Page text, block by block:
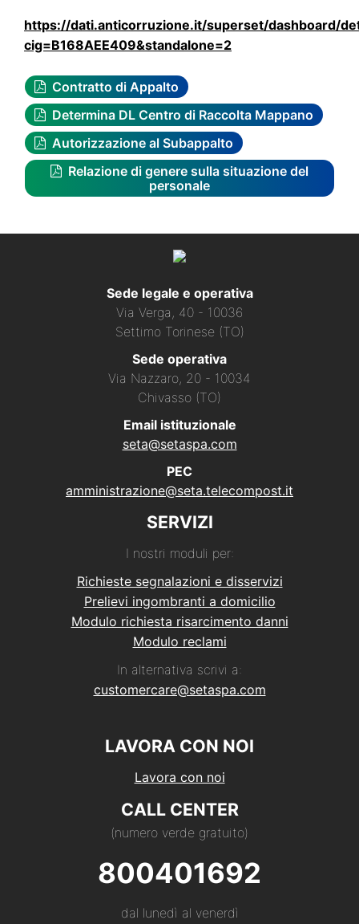
https://dati.anticorruzione.it/superset/dashboard/
cig=B168AEE409&standalone=2
Contratto di Appalto
Determina DL Centro di Raccolta Mappano
Autorizzazione al Subappalto
Relazione di genere sulla situazione del
personale
Sede legale e operativa
Via Verga, 40 - 10036
Settimo Torinese (TO)
Sede operativa
Via Nazzaro, 20 - 10034
Chivasso (TO)
Email istituzionale
seta@setaspa.com
PEC
amministrazione@seta.telecompost.it
SERVIZI
I nostri moduli per:
Richieste segnalazioni e disservizi
Prelievi ingombranti a domicilio
Modulo richiesta risarcimento danni
Modulo reclami
In alternativa scrivi a:
customercare@setaspa.com
LAVORA CON NOI
Lavora con noi
CALL CENTER
(numero verde gratuito)
800401692
dal lunedì al venerdì